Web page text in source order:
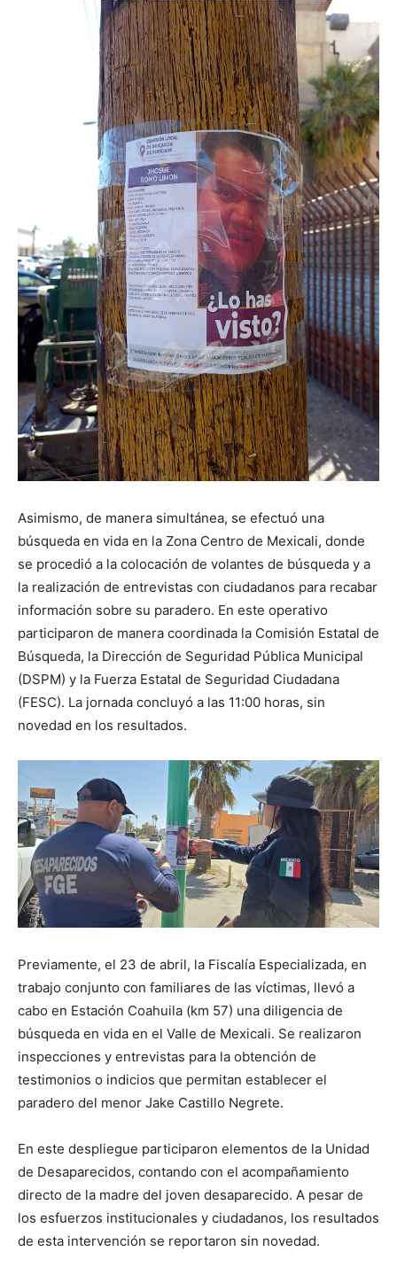
Asimismo, de manera simultánea, se efectuó una
búsqueda en vida en la Zona Centro de Mexicali, donde
se procedió a la colocación de volantes de búsqueda y a
la realización de entrevistas con ciudadanos para recabar
información sobre su paradero. En este operativo
participaron de manera coordinada la Comisión Estatal de
Búsqueda, la Dirección de Seguridad Pública Municipal
(DSPM) y la Fuerza Estatal de Seguridad Ciudadana
(FESC). La jornada concluyó a las 11:00 horas, sin
novedad en los resultados.
Previamente, el 23 de abril, la Fiscalía Especializada, en
trabajo conjunto con familiares de las víctimas, llevó a
cabo en Estación Coahuila (km 57) una diligencia de
búsqueda en vida en el Valle de Mexicali. Se realizaron
inspecciones y entrevistas para la obtención de
testimonios o indicios que permitan establecer el
paradero del menor Jake Castillo Negrete.
En este despliegue participaron elementos de la Unidad
de Desaparecidos, contando con el acompañamiento
directo de la madre del joven desaparecido. A pesar de
los esfuerzos institucionales y ciudadanos, los resultados
de esta intervención se reportaron sin novedad.